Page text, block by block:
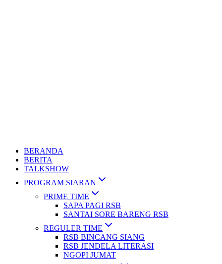
BERANDA
BERITA
TALKSHOW
PROGRAM SIARAN
PRIME TIME
SAPA PAGI RSB
SANTAI SORE BARENG RSB
REGULER TIME
RSB BINCANG SIANG
RSB JENDELA LITERASI
NGOPI JUMAT